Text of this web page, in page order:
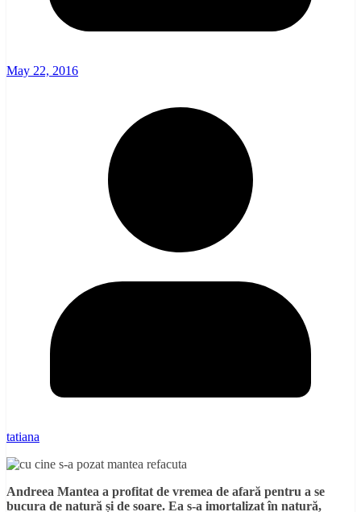
May 22, 2016
tatiana
Andreea Mantea a profitat de vremea de afară pentru a se
bucura de natură și de soare. Ea s-a imortalizat în natură,